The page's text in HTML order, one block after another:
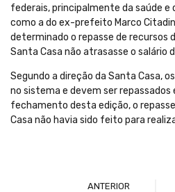
federais, principalmente da saúde e
como a do ex-prefeito Marco
determinado o repasse de recursos
Santa Casa não atrasasse o salário
Segundo a direção da Santa Casa,
no sistema e devem ser repassados
fechamento desta edição, o
Casa não havia sido feito para
ANTERIOR